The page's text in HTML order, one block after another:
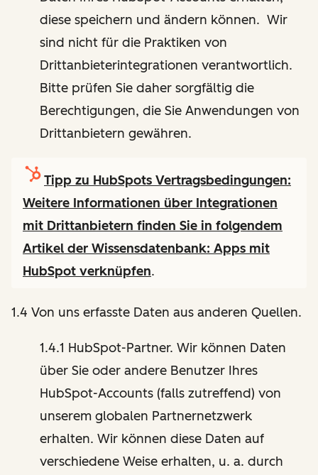
diese speichern und ändern können. Wir
sind nicht für die Praktiken von
Drittanbieterintegrationen verantwortlich.
Bitte prüfen Sie daher sorgfältig die
Berechtigungen, die Sie Anwendungen von
Drittanbietern gewähren.
Tipp zu HubSpots Vertragsbedingungen:
Weitere Informationen über Integrationen
mit Drittanbietern finden Sie in folgendem
Artikel der Wissensdatenbank: Apps mit
HubSpot verknüpfen.
1.4 Von uns erfasste Daten aus anderen Quellen.
1.4.1 HubSpot-Partner. Wir können Daten
über Sie oder andere Benutzer Ihres
HubSpot-Accounts (falls zutreffend) von
unserem globalen Partnernetzwerk
erhalten. Wir können diese Daten auf
verschiedene Weise erhalten, u. a. durch